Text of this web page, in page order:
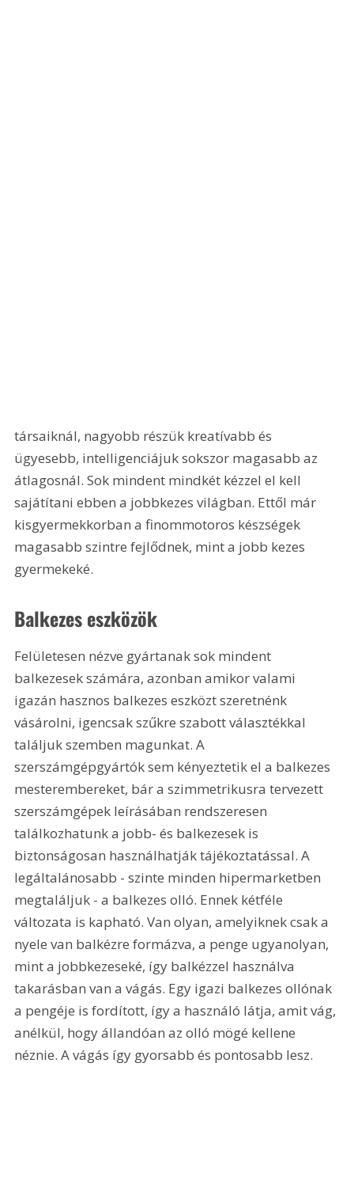
társaiknál, nagyobb részük kreatívabb és
ügyesebb, intelligenciájuk sokszor magasabb az
átlagosnál. Sok mindent mindkét kézzel el kell
sajátítani ebben a jobbkezes világban. Ettől már
kisgyermekkorban a finommotoros készségek
magasabb szintre fejlődnek, mint a jobb kezes
gyermekeké.
Balkezes eszközök
Felületesen nézve gyártanak sok mindent
balkezesek számára, azonban amikor valami
igazán hasznos balkezes eszközt szeretnénk
vásárolni, igencsak szűkre szabott választékkal
találjuk szemben magunkat. A
szerszámgépgyártók sem kényeztetik el a balkezes
mesterembereket, bár a szimmetrikusra tervezett
szerszámgépek leírásában rendszeresen
találkozhatunk a jobb- és balkezesek is
biztonságosan használhatják tájékoztatással. A
legáltalánosabb - szinte minden hipermarketben
megtaláljuk - a balkezes olló. Ennek kétféle
változata is kapható. Van olyan, amelyiknek csak a
nyele van balkézre formázva, a penge ugyanolyan,
mint a jobbkezeseké, így balkézzel használva
takarásban van a vágás. Egy igazi balkezes ollónak
a pengéje is fordított, így a használó látja, amit vág,
anélkül, hogy állandóan az olló mögé kellene
néznie. A vágás így gyorsabb és pontosabb lesz.